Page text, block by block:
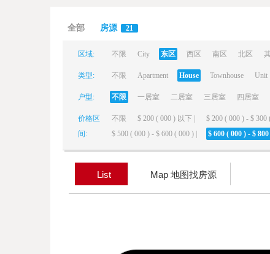
全部 房源 21
区域: 不限 City 东区 西区 南区 北区
类型: 不限 Apartment House Townhouse Unit
户型: 不限 一居室 二居室 三居室 四居室
价格区
间:
不限 $ 200 ( 000 ) 以下 | $ 200 ( 000 ) - $ 300
$ 500 ( 000 ) - $ 600 ( 000 ) |
$ 600 ( 000 ) - $ 800
List Map 地图找房源